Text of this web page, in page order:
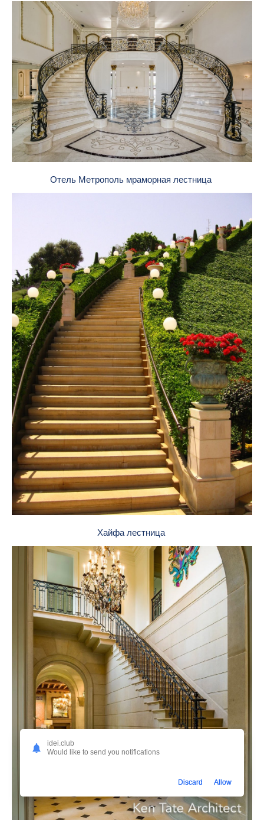
Отель Метрополь мраморная лестница
Хайфа лестница
idei.club
Would like to send you notifications
Discard Allow